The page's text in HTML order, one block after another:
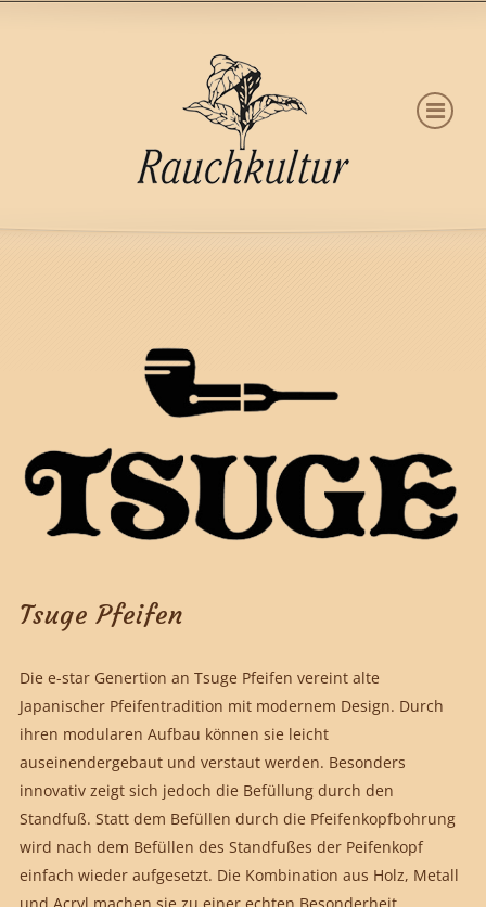
Tsuge Pfeifen
Die e-star Genertion an Tsuge Pfeifen vereint alte
Japanischer Pfeifentradition mit modernem Design. Durch
ihren modularen Aufbau können sie leicht
auseinendergebaut und verstaut werden. Besonders
innovativ zeigt sich jedoch die Befüllung durch den
Standfuß. Statt dem Befüllen durch die Pfeifenkopfbohrung
wird nach dem Befüllen des Standfußes der Peifenkopf
einfach wieder aufgesetzt. Die Kombination aus Holz, Metall